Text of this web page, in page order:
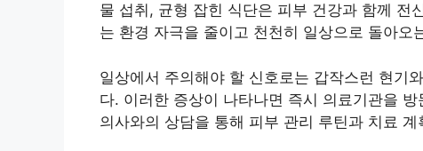
물 섭취, 균형 잡힌 식단은 피부 건강과 함께 전
는 환경 자극을 줄이고 천천히 일상으로 돌아오
일상에서 주의해야 할 신호로는 갑작스런 현기
다. 이러한 증상이 나타나면 즉시 의료기관을
의사와의 상담을 통해 피부 관리 루틴과 치료